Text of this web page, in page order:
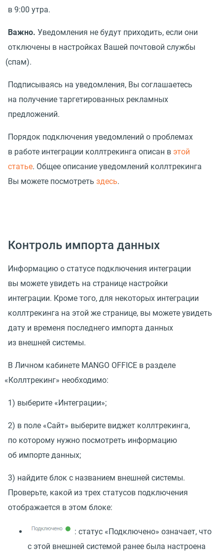
в 9:00 утра.
Важно. Уведомления не будут приходить, если они
отключены в настройках Вашей почтовой службы
(спам).
Подписываясь на уведомления, Вы соглашаетесь
на получение таргетированных рекламных
предложений.
Порядок подключения уведомлений о проблемах
в работе интеграции коллтрекинга описан в этой
статье. Общее описание уведомлений коллтрекинга
Вы можете посмотреть здесь.
Контроль импорта данных
Информацию о статусе подключения интеграции
вы можете увидеть на странице настройки
интеграции. Кроме того, для некоторых интеграции
коллтрекинга на этой же странице, вы можете увидеть
дату и временя последнего импорта данных
из внешней системы.
В Личном кабинете MANGO OFFICE в разделе
«Коллтрекинг» необходимо:
1) выберите «Интеграции»;
2) в поле «Сайт» выберите виджет коллтрекинга,
по которому нужно посмотреть информацию
об импорте данных;
3) найдите блок с названием внешней системы.
Проверьте, какой из трех статусов подключения
отображается в этом блоке:
: статус «Подключено» означает, что
с этой внешней системой ранее была настроена